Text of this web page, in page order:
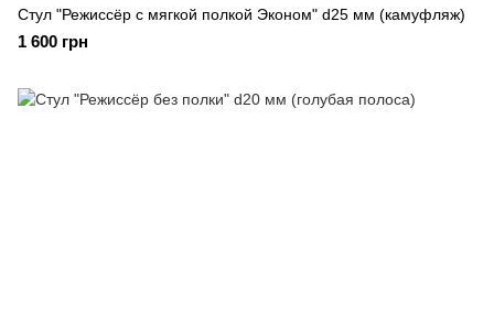
Стул "Режиссёр с мягкой полкой Эконом" d25 мм (камуфляж)
1 600 грн